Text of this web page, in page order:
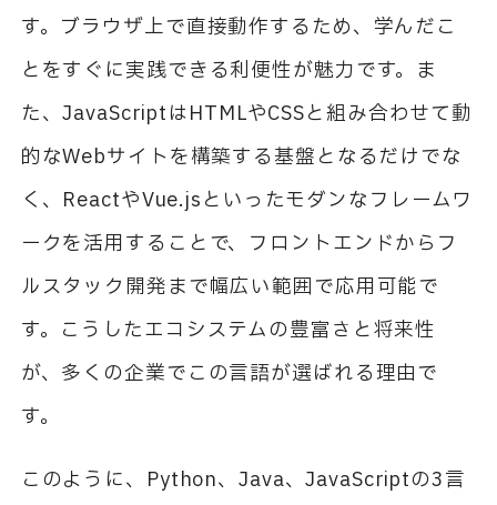
す。ブラウザ上で直接動作するため、学んだこ
とをすぐに実践できる利便性が魅力です。ま
た、JavaScriptはHTMLやCSSと組み合わせて動
的なWebサイトを構築する基盤となるだけでな
く、 ReactやVue.jsといったモダンなフレームワ
ークを活用することで、フロントエンドからフ
ルスタック開発まで幅広い範囲で応用可能で
す。こうしたエコシステムの豊富さと将来性
が、多くの企業でこの言語が選ばれる理由で
す。
このように、 Python、Java、JavaScriptの3言